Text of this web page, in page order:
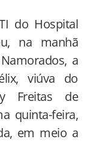
do Hospital
na manhã
a
viúva do
Freitas de
quinta-feira,
em meio a